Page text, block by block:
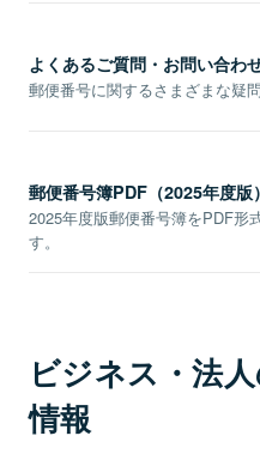
よくあるご質問・お問い合わ
郵便番号に関するさまざまな疑
郵便番号簿PDF（2025年度版）
2025年度版郵便番号簿をPDF形
す。
ビジネス・法
情報